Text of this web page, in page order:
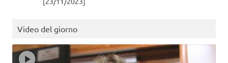
Video del giorno